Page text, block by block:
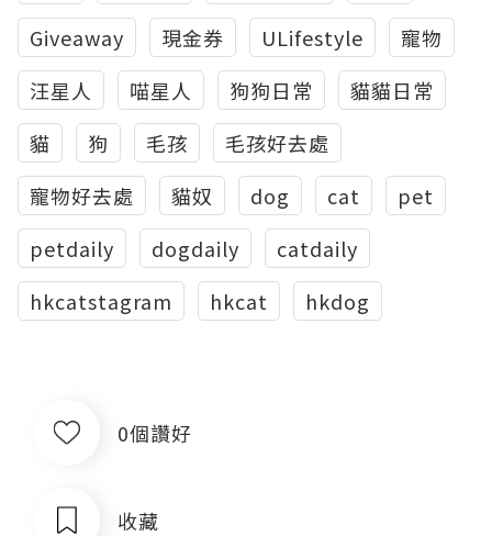
Giveaway
現金券 ULifestyle
寵物
汪星人
喵星人 狗狗日常
貓貓日常
貓
狗 毛孩
毛孩好去處
寵物好去處
貓奴 dog cat
pet
petdaily
dogdaily
catdaily
hkcatstagram
hkcat hkdog
0個讚好
收藏